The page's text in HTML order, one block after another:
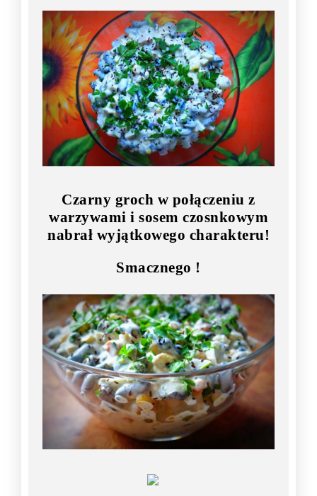
Czarny groch w połączeniu z
warzywami i sosem czosnkowym
nabrał wyjątkowego charakteru!
Smacznego !